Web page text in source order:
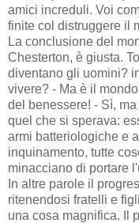
amici increduli. Voi
finite col distruggere il
La conclusione del
Chesterton, è giusta.
diventano gli uomini?
vivere? - Ma è il
del benessere! - Sì,
quel che si sperava:
armi batteriologiche e
inquinamento, tutte
minacciano di portare
In altre parole il
ritenendosi fratelli e
una cosa magnifica. Il